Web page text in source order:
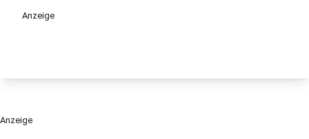
Anzeige
Anzeige